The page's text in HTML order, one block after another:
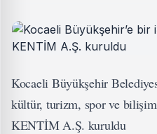
Kocaeli Büyükşehir
kültür, turizm, spor ve
KENTİM A.Ş. kuruldu